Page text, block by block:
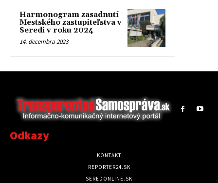
Harmonogram zasadnutí
Mestského zastupiteľstva v
Seredi v roku 2024
14. decembra 2023
Odkazy
KONTAKT
REPORTER24.SK
SEREDONLINE.SK